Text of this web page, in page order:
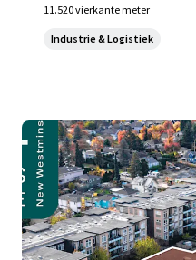
11.520 vierkante meter
Industrie & Logistiek